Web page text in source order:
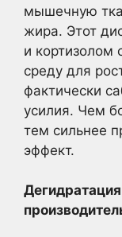
мышечную
жира. Этот
и кортизолом
среду для
фактически
усилия. Чем
тем сильнее
эффект.